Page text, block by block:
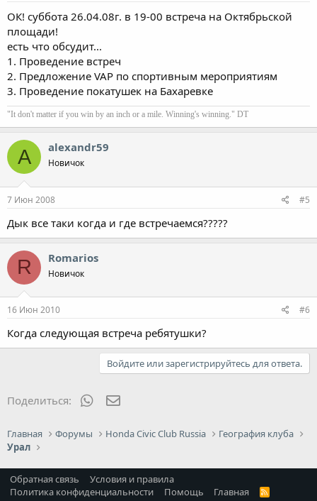
ОК! суббота 26.04.08г. в 19-00 встреча на Октябрьской
площади!
есть что обсудит...
1. Проведение встреч
2. Предложение VAP по спортивным мероприятиям
3. Проведение покатушек на Бахаревке
"It don't matter if you win by an inch or a mile. Winning's winning." DT
A alexandr59
Новичок
7 Июн 2008 #5
Дык все таки когда и где встречаемся?????
R Romarios
Новичок
16 Июн 2010 #6
Когда следующая встреча ребятушки?
Войдите или зарегистрируйтесь для ответа.
Поделиться: WhatsApp
Главная Форумы Honda Civic Club Russia
География клуба
Урал
Обратная связь
Условия и правила
Политика конфиденциальности
Помощь Главная
R